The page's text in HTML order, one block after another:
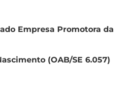
Empresa Promotora da
(OAB/SE 6.057)